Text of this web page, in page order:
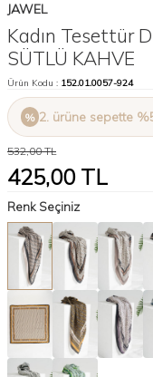
JAWEL
Kadın Tesettür
SÜTLÜ KAHVE
Ürün Kodu : 152.01.0057-924
2. ürüne sepette
532,00TL
425,00TL
Renk Seçiniz